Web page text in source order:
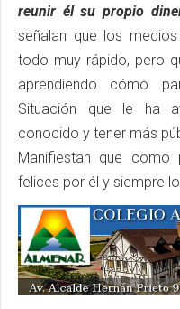
reunir él su propio
señalan que los
todo muy rápido, pero
aprendiendo cómo
Situación que le ha
conocido y tener más
Manifiestan que como
felices por él y siempre